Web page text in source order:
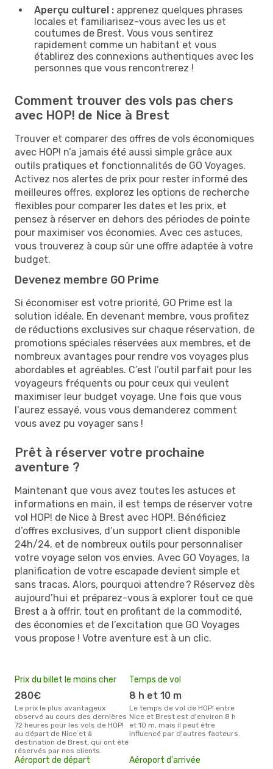
Aperçu culturel : apprenez quelques phrases
locales et familiarisez-vous avec les us et
coutumes de Brest. Vous vous sentirez
rapidement comme un habitant et vous
établirez des connexions authentiques avec les
personnes que vous rencontrerez !
Comment trouver des vols pas chers
avec HOP! de Nice à Brest
Trouver et comparer des offres de vols économiques
avec HOP! n’a jamais été aussi simple grâce aux
outils pratiques et fonctionnalités de GO Voyages.
Activez nos alertes de prix pour rester informé des
meilleures offres, explorez les options de recherche
flexibles pour comparer les dates et les prix, et
pensez à réserver en dehors des périodes de pointe
pour maximiser vos économies. Avec ces astuces,
vous trouverez à coup sûr une offre adaptée à votre
budget.
Devenez membre GO Prime
Si économiser est votre priorité, GO Prime est la
solution idéale. En devenant membre, vous profitez
de réductions exclusives sur chaque réservation, de
promotions spéciales réservées aux membres, et de
nombreux avantages pour rendre vos voyages plus
abordables et agréables. C’est l’outil parfait pour les
voyageurs fréquents ou pour ceux qui veulent
maximiser leur budget voyage. Une fois que vous
l’aurez essayé, vous vous demanderez comment
vous avez pu voyager sans !
Prêt à réserver votre prochaine
aventure ?
Maintenant que vous avez toutes les astuces et
informations en main, il est temps de réserver votre
vol HOP! de Nice à Brest avec HOP!. Bénéficiez
d’offres exclusives, d’un support client disponible
24h/24, et de nombreux outils pour personnaliser
votre voyage selon vos envies. Avec GO Voyages, la
planification de votre escapade devient simple et
sans tracas. Alors, pourquoi attendre ? Réservez dès
aujourd’hui et préparez-vous à explorer tout ce que
Brest a à offrir, tout en profitant de la commodité,
des économies et de l’excitation que GO Voyages
vous propose ! Votre aventure est à un clic.
Prix du billet le moins cher
280€
Le prix le plus avantageux
observé au cours des dernières
72 heures pour les vols de HOP!
au départ de Nice et à
destination de Brest, qui ont été
réservés par nos clients.
Temps de vol
8 h et 10 m
Le temps de vol de HOP! entre
Nice et Brest est d'environ 8 h
et 10 m, mais il peut être
influencé par d'autres facteurs.
Aéroport de départ Aéroport d'arrivée